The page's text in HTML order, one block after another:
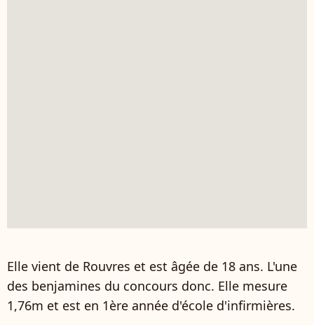
Elle vient de Rouvres et est âgée de 18 ans. L'une
des benjamines du concours donc. Elle mesure
1,76m et est en 1ère année d'école d'infirmières.